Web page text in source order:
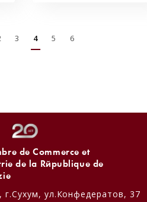
3 4 5 6
de Commerce et
de la République de
г.Сухум, ул.Конфедератов, 37